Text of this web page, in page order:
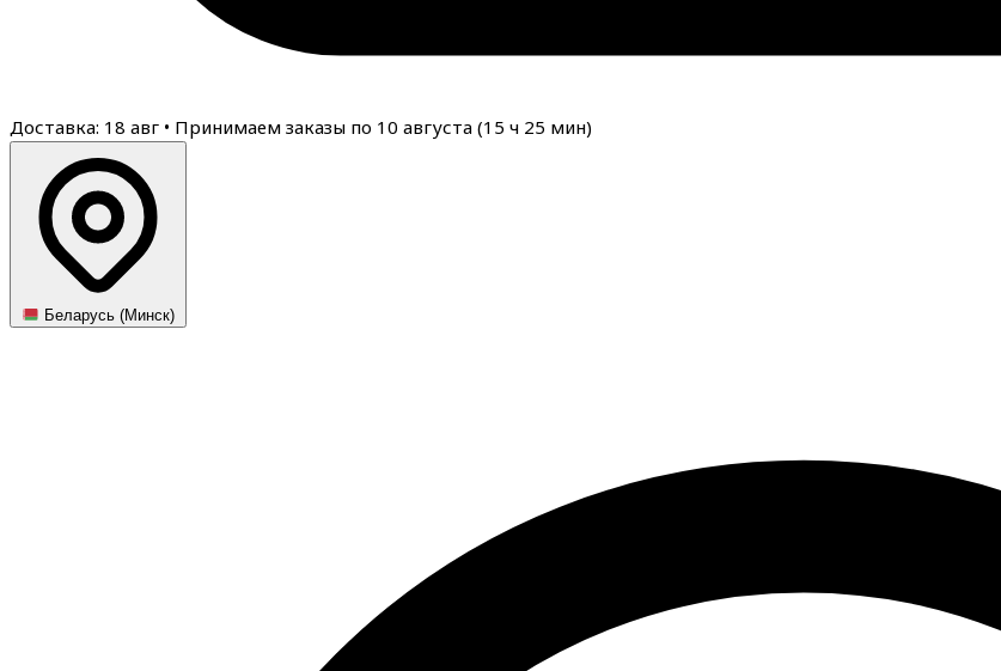
Доставка: 18 авг • Принимаем заказы по 10 августа (15 ч 25 мин)
Беларусь (Минск)